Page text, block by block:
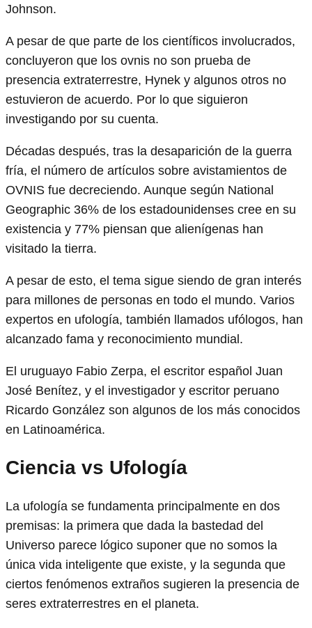
Johnson.
A pesar de que parte de los científicos involucrados,
concluyeron que los ovnis no son prueba de
presencia extraterrestre, Hynek y algunos otros no
estuvieron de acuerdo. Por lo que siguieron
investigando por su cuenta.
Décadas después, tras la desaparición de la guerra
fría, el número de artículos sobre avistamientos de
OVNIS fue decreciendo. Aunque según National
Geographic 36% de los estadounidenses cree en su
existencia y 77% piensan que alienígenas han
visitado la tierra.
A pesar de esto, el tema sigue siendo de gran interés
para millones de personas en todo el mundo. Varios
expertos en ufología, también llamados ufólogos, han
alcanzado fama y reconocimiento mundial.
El uruguayo Fabio Zerpa, el escritor español Juan
José Benítez, y el investigador y escritor peruano
Ricardo González son algunos de los más conocidos
en Latinoamérica.
Ciencia vs Ufología
La ufología se fundamenta principalmente en dos
premisas: la primera que dada la bastedad del
Universo parece lógico suponer que no somos la
única vida inteligente que existe, y la segunda que
ciertos fenómenos extraños sugieren la presencia de
seres extraterrestres en el planeta.